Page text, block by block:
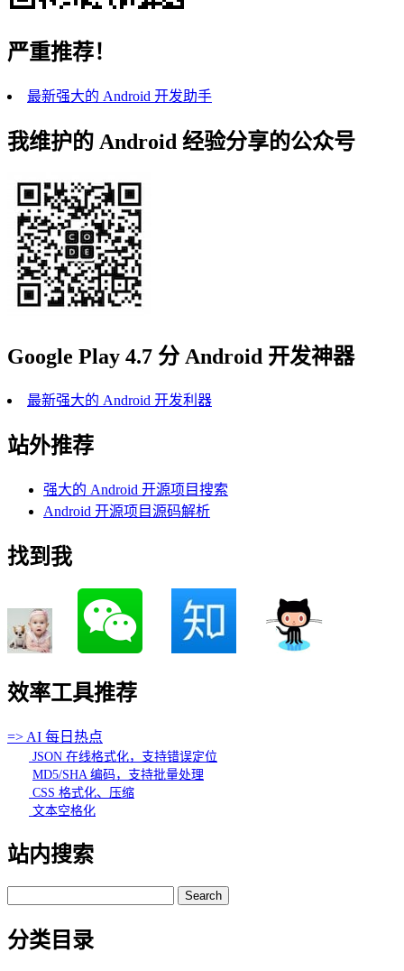
严重推荐！
最新强大的 Android 开发助手
我维护的 Android 经验分享的公众号
Google Play 4.7 分 Android 开发神器
最新强大的 Android 开发利器
站外推荐
强大的 Android 开源项目搜索
Android 开源项目源码解析
找到我
效率工具推荐
=> AI 每日热点
JSON 在线格式化，支持错误定位
MD5/SHA 编码，支持批量处理
CSS 格式化、压缩
文本空格化
站内搜索
for:
分类目录